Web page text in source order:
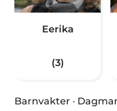
Eerika
(3)
Barnvakter ·